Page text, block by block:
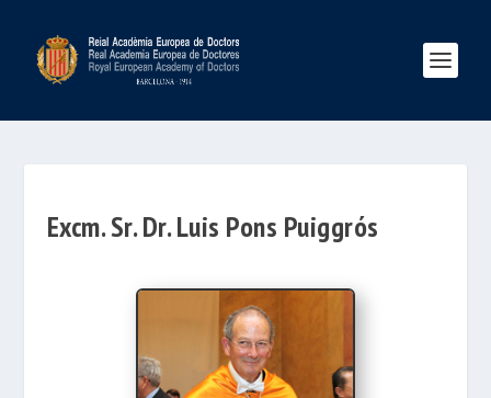
Excm. Sr. Dr. Luis Pons Puiggrós